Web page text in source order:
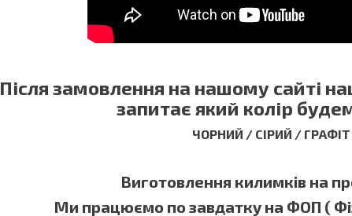
Після замовлення на нашому сайті
запитає який колір
ЧОРНИЙ / СІРИЙ /
Виготовлення килимків на
Ми працюємо по завдатку на ФОП (